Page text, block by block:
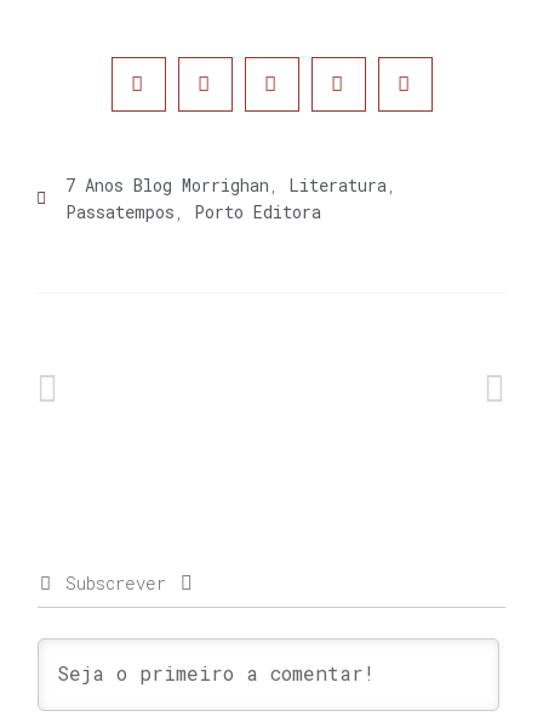
7 Anos Blog Morrighan Literatura
Passatempos
Porto Editora
Subscrever